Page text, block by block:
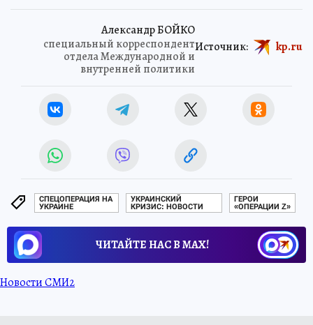
Александр БОЙКО
специальный корреспондент
отдела Международной и
внутренней политики
Источник: kp.ru
СПЕЦОПЕРАЦИЯ НА
УКРАИНЕ
УКРАИНСКИЙ
КРИЗИС: НОВОСТИ
ГЕРОИ
«ОПЕРАЦИИ Z»
ЧИТАЙТЕ НАС В МАХ!
Новости СМИ2